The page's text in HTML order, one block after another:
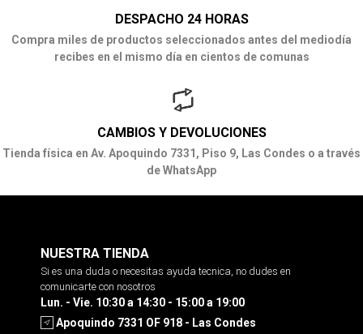
DESPACHO 24 HORAS
Compra miles de productos seleccionados antes del mediodía
recibes en el mismo día en cientos de comunas
CAMBIOS Y DEVOLUCIONES
Tienda física en Av. Apoquindo 7331, Piso 9, Las Condes o a través
de WhatsApp
NUESTRA TIENDA
Si es una duda o necesitas ayuda tecnica, no dudes en
comunicarte con nosotros
Lun. - Vie. 10:30 a 14:30 - 15:00 a 19:00
Apoquindo 7331 OF 918 - Las Condes